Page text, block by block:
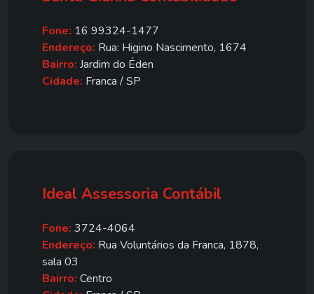
Fone: 16 99324-1477
Endereço: Rua: Higino Nascimento, 1674
Bairro: Jardim do Éden
Cidade: Franca / SP
Ideal Assessoria Contábil
Fone: 3724-4064
Endereço: Rua Voluntários da Franca, 1878,
sala 03
Bairro: Centro